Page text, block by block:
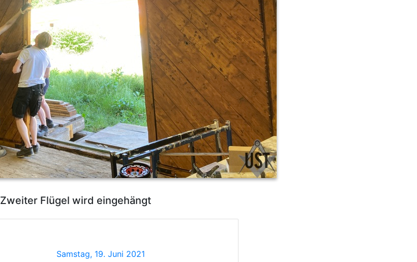
Zweiter Flügel wird eingehängt
Samstag, 19. Juni 2021